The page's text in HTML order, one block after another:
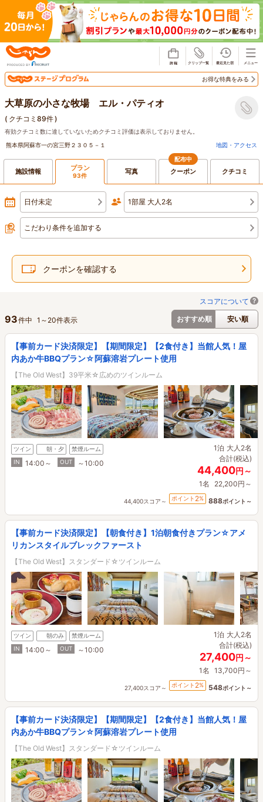
お得な特典をみる
大草原の小さな牧場 エル・パティオ
( クチコミ89件)
有効クチコミ数に達していないためクチコミ評価は表示しておりません。
熊本県阿蘇市一の宮三野２３０５－１
地図・アクセス
施設情報 プラン
93件 写真
配布中
クーポン クチコミ
日付未定 1部屋 大人2名
こだわり条件を追加する
クーポンを確認する
スコアについて
おすすめ順
安い順
93件中 1 ～ 20件表示
【事前カード決済限定】【期間限定】【2食付き】当館人気！屋
内あか牛BBQプラン☆阿蘇溶岩プレート使用
【The Old West】39平米☆広めのツインルーム
ツイン 朝・夕
禁煙ルーム
IN
14:00～ OUT ～10:00
1泊 大人2名
合計(税込)
44,400円～
1名 22,200円～
44,400スコア～ ポイント 2% 888ポイント～
【事前カード決済限定】【朝食付き】1泊朝食付きプラン☆アメ
リカンスタイルブレックファースト
【The Old West】スタンダード☆ツインルーム
ツイン 朝のみ
禁煙ルーム
IN
14:00～ OUT ～10:00
1泊 大人2名
合計(税込)
27,400円～
1名 13,700円～
27,400スコア～ ポイント 2% 548ポイント～
【事前カード決済限定】【期間限定】【2食付き】当館人気！屋
内あか牛BBQプラン☆阿蘇溶岩プレート使用
【The Old West】スタンダード☆ツインルーム